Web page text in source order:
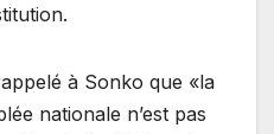
à Sonko que «la
nationale n’est pas